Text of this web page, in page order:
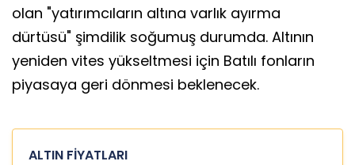
olan "yatırımcıların altına varlık ayırma
dürtüsü" şimdilik soğumuş durumda. Altının
yeniden vites yükseltmesi için Batılı fonların
piyasaya geri dönmesi beklenecek.
ALTIN FİYATLARI